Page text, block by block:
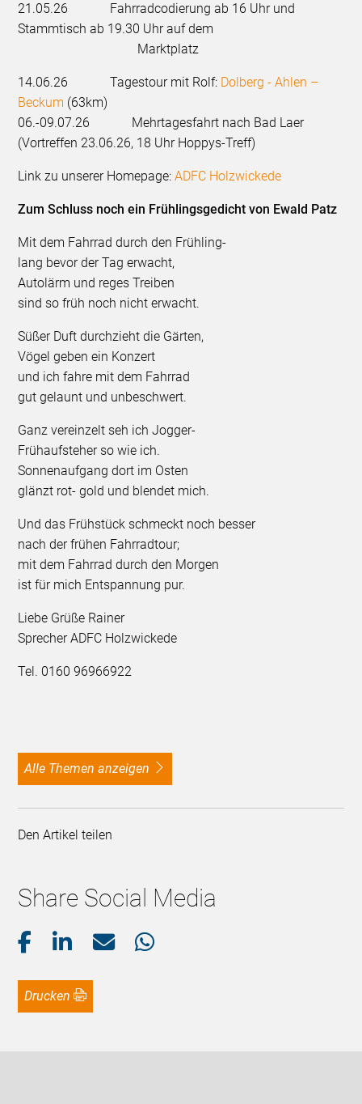
21.05.26 Fahrradcodierung ab 16 Uhr und
Stammtisch ab 19.30 Uhr auf dem
Marktplatz
14.06.26 Tagestour mit Rolf: Dolberg - Ahlen –
Beckum (63km)
06.-09.07.26 Mehrtagesfahrt nach Bad Laer
(Vortreffen 23.06.26, 18 Uhr Hoppys-Treff)
Link zu unserer Homepage:ADFC Holzwickede
Zum Schluss noch ein Frühlingsgedicht von Ewald Patz
Mit dem Fahrrad durch den Frühling-
lang bevor der Tag erwacht,
Autolärm und reges Treiben
sind so früh noch nicht erwacht.
Süßer Duft durchzieht die Gärten,
Vögel geben ein Konzert
und ich fahre mit dem Fahrrad
gut gelaunt und unbeschwert.
Ganz vereinzelt seh ich Jogger-
Frühaufsteher so wie ich.
Sonnenaufgang dort im Osten
glänzt rot- gold und blendet mich.
Und das Frühstück schmeckt noch besser
nach der frühen Fahrradtour;
mit dem Fahrrad durch den Morgen
ist für mich Entspannung pur.
Liebe Grüße Rainer
Sprecher ADFC Holzwickede
Tel. 0160 96966922
alle Themen anzeigen
Den Artikel teilen
Share Social Media
Drucken